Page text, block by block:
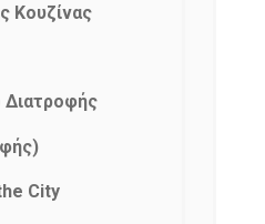
Κουζίνας
Διατροφής
City